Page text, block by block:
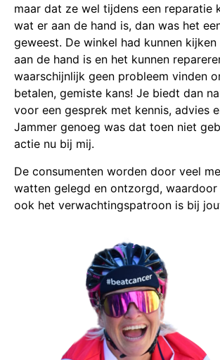
maar dat ze wel tijdens een reparatie
wat er aan de hand is, dan was het
geweest. De winkel had kunnen
aan de hand is en het kunnen
waarschijnlijk geen probleem vinden
betalen, gemiste kans! Je biedt dan
voor een gesprek met kennis, advies
Jammer genoeg was dat toen niet
actie nu bij mij.
De consumenten worden door veel
watten gelegd en ontzorgd,
ook het verwachtingspatroon is bij